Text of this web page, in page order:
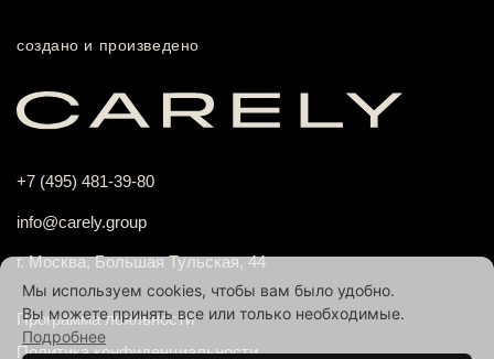
создано и произведено
+7 (495) 481-39-80
info@carely.group
г. Москва, Большая Тульская, 44
Программа лояльности
Политика конфиденциальности
Мы используем cookies, чтобы вам было удобно.
Вы можете принять все или только необходимые.
Подробнее